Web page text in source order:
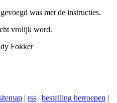
was met de instructies.
vrolijk word.
Fokker
| rss | bestelling herroepen |